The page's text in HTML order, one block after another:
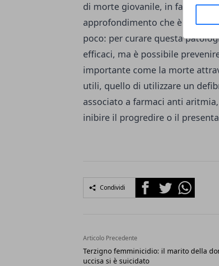
di morte giovanile, in famiglia,
approfondimento che è
poco: per curare questa
efficaci, ma è possibile
importante come la morte
utili, quello di utilizzare un
associato a farmaci anti
inibire il progredire o il
Condividi FacebookTwitterWhatsapp
Articolo Precedente
Terzigno femminicidio: il marito della
uccisa si è suicidato